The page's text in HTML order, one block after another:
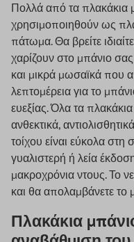
Πολλά από τα πλακάκια
χρησιμοποιηθούν ως
πάτωμα. Θα βρείτε
χαρίζουν στο μπάνιο
και μικρά μωσαϊκά που
λεπτομέρεια για το
ευεξίας. Όλα τα
ανθεκτικά,
τοίχου είναι εύκολα στη
γυαλιστερή ή λεία
μακροχρόνια ντους. Το
και θα απολαμβάνετε το
Πλακάκια